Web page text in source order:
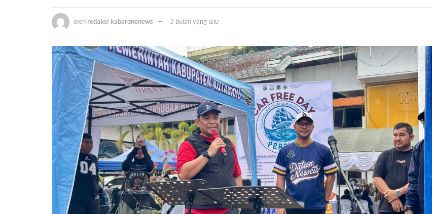
oleh redaksi kabaronenews 3 bulan yang lalu